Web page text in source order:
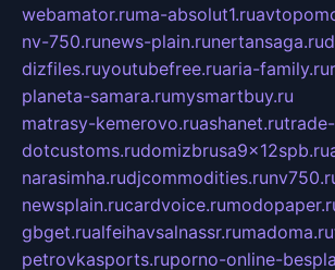
webamator.ruma-absolut1.ru
nv-750.runews-plain.runertansaga.ru
dizfiles.ruyoutubefree.ruaria-family.ru
planeta-samara.rumysmartbuy.ru
matrasy-kemerovo.ruashanet.ru
dotcustoms.rudomizbrusa9x12spb.ru
narasimha.rudjcommodities.ru
newsplain.rucardvoice.ru
gbget.rualfeihavsalnassr.rumadoma.ru
petrovkasports.ruporno-online-